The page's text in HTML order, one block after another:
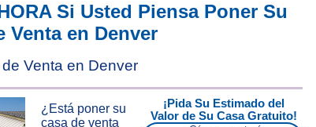
Si Usted Piensa Poner Su
Venta en Denver
Venta en Denver
¡Pida Su Estimado del
Valor de Su Casa Gratuito!
¿Está poner su
casa de venta